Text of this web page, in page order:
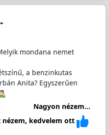
mondana nemet
a benzinkutas
Anita? Egyszerűen
Nagyon nézem...
nézem, kedvelem ott